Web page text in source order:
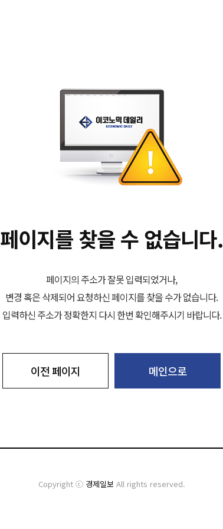
페이지를 찾을 수 없습니다.
페이지의 주소가 잘못 입력되었거나,
변경 혹은 삭제되어 요청하신 페이지를 찾을 수가 없습니다.
입력하신 주소가 정확한지 다시 한번 확인해주시기 바랍니다.
이전 페이지 메인으로
Copyright ⓒ 경제일보 All rights reserved.